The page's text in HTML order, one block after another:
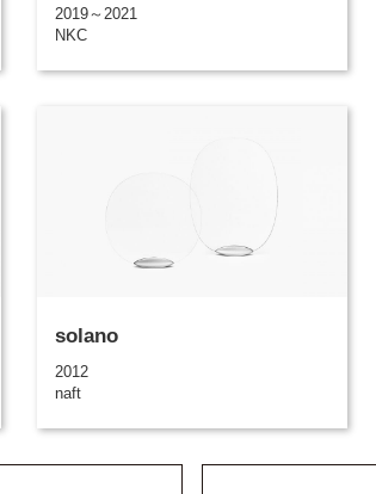
2019～2021
NKC
solano
2012
naft